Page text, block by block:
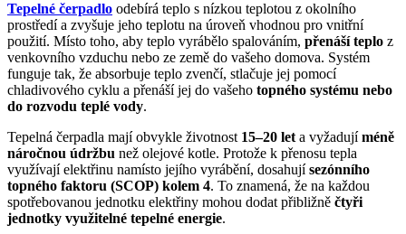
Tepelné čerpadlo odebírá teplo s nízkou teplotou z okolního
prostředí a zvyšuje jeho teplotu na úroveň vhodnou pro vnitřní
použití. Místo toho, aby teplo vyrábělo spalováním, přenáší teplo z
venkovního vzduchu nebo ze země do vašeho domova. Systém
funguje tak, že absorbuje teplo zvenčí, stlačuje jej pomocí
chladivového cyklu a přenáší jej do vašeho topného systému nebo
do rozvodu teplé vody.
Tepelná čerpadla mají obvykle životnost 15–20 let a vyžadujíméně
náročnou údržbu než olejové kotle. Protože k přenosu tepla
využívají elektřinu namísto jejího vyrábění, dosahujísezónního
topného faktoru (SCOP) kolem 4. To znamená, že na každou
spotřebovanou jednotku elektřiny mohou dodat přibližně čtyři
jednotky využitelné tepelné energie.